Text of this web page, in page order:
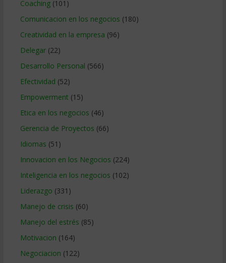
Coaching(101)
Comunicacion en los negocios (180)
Creatividad en la empresa (96)
Delegar(22)
Desarrollo Personal (566)
Efectividad (52)
Empowerment (15)
Etica en los negocios (46)
Gerencia de Proyectos (66)
Idiomas (51)
Innovacion en los Negocios (224)
Inteligencia en los negocios (102)
Liderazgo (331)
Manejo de crisis (60)
Manejo del estrés (85)
Motivacion (164)
Negociacion (122)